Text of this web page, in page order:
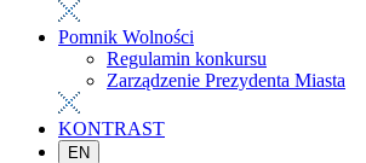
Pomnik Wolności
Regulamin konkursu
Zarządzenie Prezydenta Miasta
KONTRAST
EN